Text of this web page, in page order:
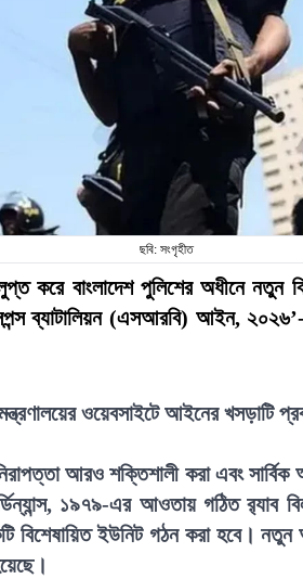
ছবি: সংগৃহীত
করে বাংলাদেশ পুলিশের অধীনে নতুন
ব্যাটালিয়ন (এসআরবি) আইন,
ওয়েবসাইটে আইনের খসড়াটি
আরও শক্তিশালী করা এবং সার্বিক
১৯৭৯-এর আওতায় গঠিত র‍্যাব
বিশেষায়িত ইউনিট গঠন করা হবে। নতুন